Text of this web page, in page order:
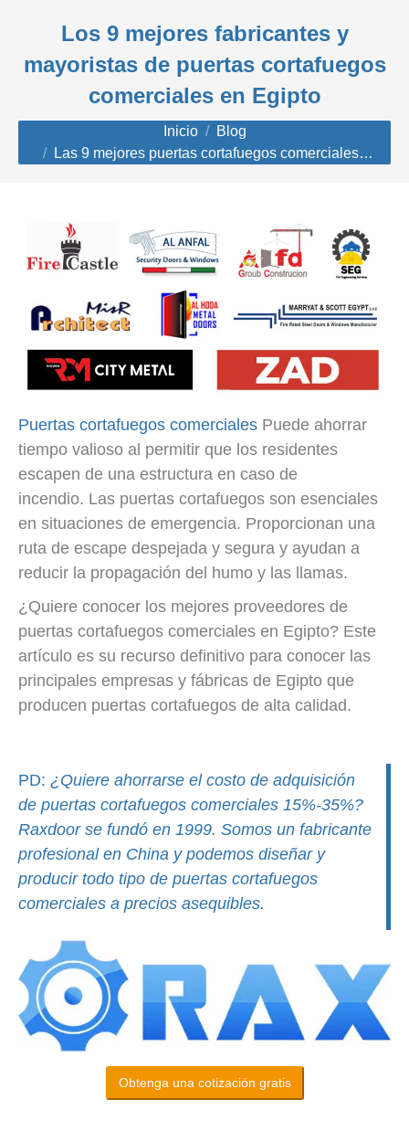
Los 9 mejores fabricantes y
mayoristas de puertas cortafuegos
comerciales en Egipto
Estás aquí: Inicio
Blog
Las 9 mejores puertas cortafuegos comerciales…
Puertas cortafuegos comerciales Puede ahorrar
tiempo valioso al permitir que los residentes
escapen de una estructura en caso de
incendio. Las puertas cortafuegos son esenciales
en situaciones de emergencia. Proporcionan una
ruta de escape despejada y segura y ayudan a
reducir la propagación del humo y las llamas.
¿Quiere conocer los mejores proveedores de
puertas cortafuegos comerciales en Egipto? Este
artículo es su recurso definitivo para conocer las
principales empresas y fábricas de Egipto que
producen puertas cortafuegos de alta calidad.
PD: ¿Quiere ahorrarse el costo de adquisición
de puertas cortafuegos comerciales 15%-35%?
Raxdoor se fundó en 1999. Somos un fabricante
profesional en China y podemos diseñar y
producir todo tipo de puertas cortafuegos
comerciales a precios asequibles.
Obtenga una cotización gratis